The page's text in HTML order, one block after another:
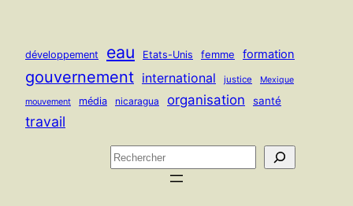
développement eau Etats-Unis femme formation
gouvernement international justice Mexique
mouvement média nicaragua organisation santé
travail
R